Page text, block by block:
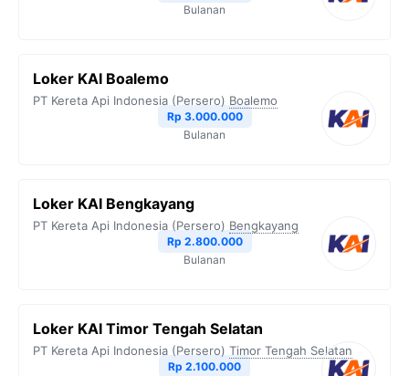
Bulanan
Loker KAI Boalemo
PT Kereta Api Indonesia (Persero) Boalemo
Rp 3.000.000
Bulanan
Loker KAI Bengkayang
PT Kereta Api Indonesia (Persero) Bengkayang
Rp 2.800.000
Bulanan
Loker KAI Timor Tengah Selatan
PT Kereta Api Indonesia (Persero) Timor Tengah Selatan
Rp 2.100.000